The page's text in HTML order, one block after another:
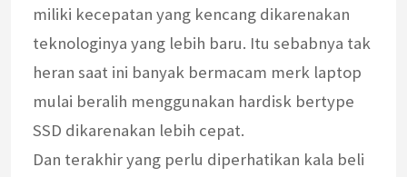
miliki kecepatan yang kencang dikarenakan
teknologinya yang lebih baru. Itu sebabnya tak
heran saat ini banyak bermacam merk laptop
mulai beralih menggunakan hardisk bertype
SSD dikarenakan lebih cepat.
Dan terakhir yang perlu diperhatikan kala beli